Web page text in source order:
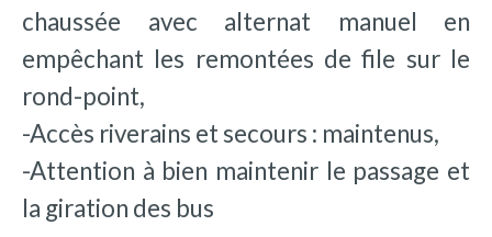
chaussée avec alternat manuel en
empêchant les remontées de file sur le
rond-point,
-Accès riverains et secours : maintenus,
-Attention à bien maintenir le passage et
la giration des bus